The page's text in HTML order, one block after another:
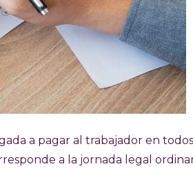
a pagar al trabajador en
a la jornada legal